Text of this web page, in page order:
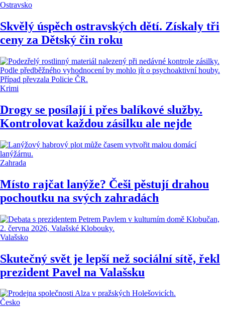
Ostravsko
Skvělý úspěch ostravských dětí. Získaly tři
ceny za Dětský čin roku
Krimi
Drogy se posílají i přes balíkové služby.
Kontrolovat každou zásilku ale nejde
Zahrada
Místo rajčat lanýže? Češi pěstují drahou
pochoutku na svých zahradách
Valašsko
Skutečný svět je lepší než sociální sítě, řekl
prezident Pavel na Valašsku
Česko